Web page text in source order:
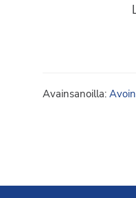
Avainsanoilla: